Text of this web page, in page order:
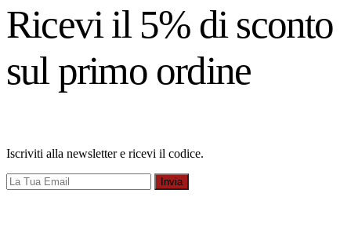
Ricevi il 5% di sconto
sul primo ordine
Iscriviti alla newsletter e ricevi il codice.
Invia